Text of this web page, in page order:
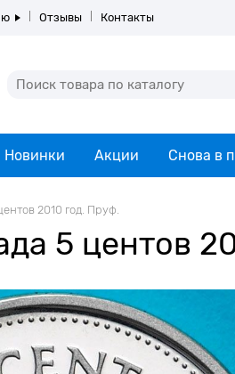
Отзывы Контакты
Новинки Акции Снова в
2010 год. Пруф.
5 центов